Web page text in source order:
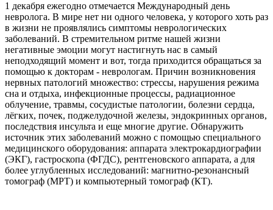
1 декабря ежегодно отмечается Международный день
невролога. В мире нет ни одного человека, у которого хоть раз
в жизни не проявлялись симптомы неврологических
заболеваний. В стремительном ритме нашей жизни
негативные эмоции могут настигнуть нас в самый
неподходящий момент и вот, тогда приходится обращаться за
помощью к докторам - неврологам. Причин возникновения
нервных патологий множество: стрессы, нарушения режима
сна и отдыха, инфекционные процессы, радиационное
облучение, травмы, сосудистые патологии, болезни сердца,
лёгких, почек, поджелудочной железы, эндокринных органов,
последствия инсульта и еще многие другие. Обнаружить
источник этих заболеваний можно с помощью специального
медицинского оборудования: аппарата электрокардиографии
(ЭКГ), гастроскопа (ФГДС), рентгеновского аппарата, а для
более углубленных исследований: магнитно-резонансный
томограф (МРТ) и компьютерный томограф (КТ).